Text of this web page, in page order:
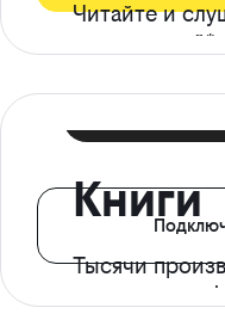
Читайте и
ограничений*
Книги
Тысячи
с доступом